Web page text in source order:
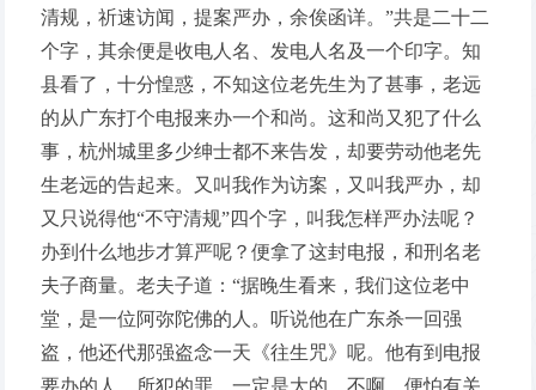
清规，祈速访闻，提案严办，余俟函详。”共是二十二
个字，其余便是收电人名、发电人名及一个印字。知
县看了，十分惶惑，不知这位老先生为了甚事，老远
的从广东打个电报来办一个和尚。这和尚又犯了什么
事，杭州城里多少绅士都不来告发，却要劳动他老先
生老远的告起来。又叫我作为访案，又叫我严办，却
又只说得他“不守清规”四个字，叫我怎样严办法呢？
办到什么地步才算严呢？便拿了这封电报，和刑名老
夫子商量。老夫子道：“据晚生看来，我们这位老中
堂，是一位阿弥陀佛的人。听说他在广东杀一回强
盗，他还代那强盗念一天《往生咒》呢。他有到电报
要办的人，所犯的罪，一定是大的。不啊，便怕有关